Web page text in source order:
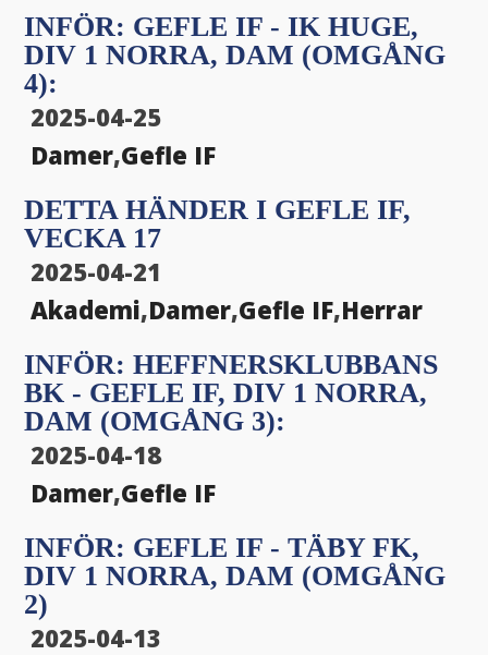
INFÖR: GEFLE IF - IK HUGE,
DIV 1 NORRA, DAM (OMGÅNG
4):
2025-04-25
Damer,Gefle IF
DETTA HÄNDER I GEFLE IF,
VECKA 17
2025-04-21
Akademi,Damer,Gefle IF,Herrar
INFÖR: HEFFNERSKLUBBANS
BK - GEFLE IF, DIV 1 NORRA,
DAM (OMGÅNG 3):
2025-04-18
Damer,Gefle IF
INFÖR: GEFLE IF - TÄBY FK,
DIV 1 NORRA, DAM (OMGÅNG
2)
2025-04-13